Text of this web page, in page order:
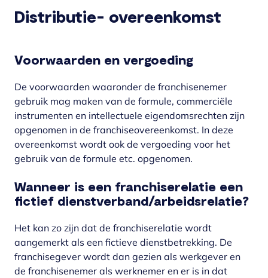
Distributie- overeenkomst
Voorwaarden en vergoeding
De voorwaarden waaronder de franchisenemer
gebruik mag maken van de formule, commerciële
instrumenten en intellectuele eigendomsrechten zijn
opgenomen in de franchiseovereenkomst. In deze
overeenkomst wordt ook de vergoeding voor het
gebruik van de formule etc. opgenomen.
Wanneer is een franchiserelatie een
fictief dienstverband/arbeidsrelatie?
Het kan zo zijn dat de franchiserelatie wordt
aangemerkt als een fictieve dienstbetrekking. De
franchisegever wordt dan gezien als werkgever en
de franchisenemer als werknemer en er is in dat